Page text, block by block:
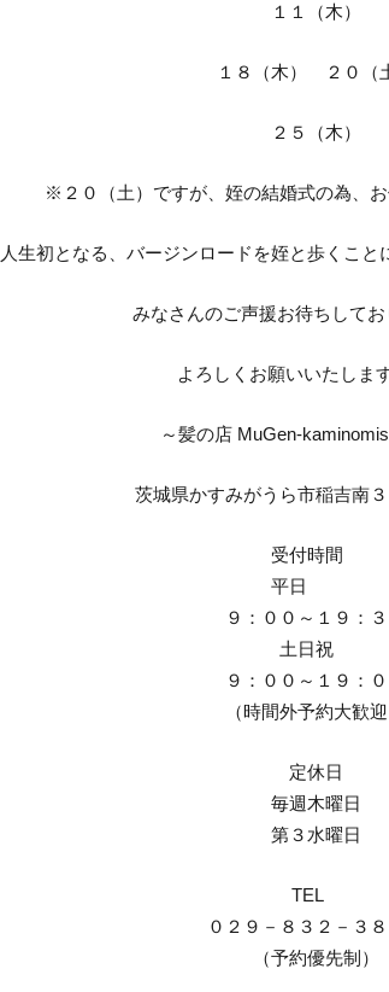
１１（木）
１８（木） ２０（
２５（木）
※２０（土）ですが、姪の結婚式の為、お
生初となる、バージンロードを姪と歩くこと
みなさんのご声援お待ちして
よろしくお願いいたしま
～髪の店 MuGen-
茨城県かすみがうら市稲吉南
受付時間
平日
９：００～１９：３
土日祝
９：００～１９：０
（時間外予約大歓迎
定休日
毎週木曜日
第３水曜日
TEL
０２９－８３２－３
（予約優先制）